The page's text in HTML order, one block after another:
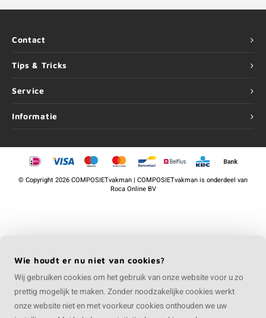
Contact
Tips & Tricks
Service
Informatie
©Copyright2026 COMPOSIETvakman | COMPOSIETvakman is onderdeel van
Roca Online BV
Wie houdt er nu niet van cookies?
Wij gebruiken cookies om het gebruik van onze website voor u zo
prettig mogelijk te maken. Zonder noodzakelijke cookies werkt
onze website niet en met voorkeur cookies onthouden we uw